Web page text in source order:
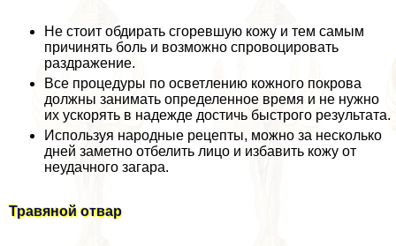
Не стоит обдирать сгоревшую кожу и тем самым
причинять боль и возможно спровоцировать
раздражение.
Все процедуры по осветлению кожного покрова
должны занимать определенное время и не нужно
их ускорять в надежде достичь быстрого результата.
Используя народные рецепты, можно за несколько
дней заметно отбелить лицо и избавить кожу от
неудачного загара.
Травяной отвар